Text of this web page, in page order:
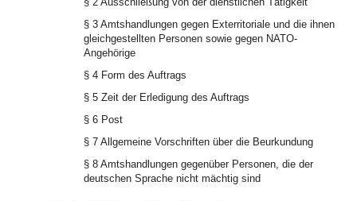
§ 3 Amtshandlungen gegen Exterritoriale und die ihnen
gleichgestellten Personen sowie gegen NATO-
Angehörige
§ 4 Form des Auftrags
§ 5 Zeit der Erledigung des Auftrags
§ 6 Post
§ 7 Allgemeine Vorschriften über die Beurkundung
§ 8 Amtshandlungen gegenüber Personen, die der
deutschen Sprache nicht mächtig sind